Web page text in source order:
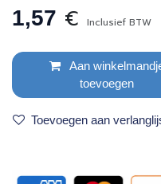
1,57 € Inclusief BTW
Aan
toevoegen
Toevoegen aan